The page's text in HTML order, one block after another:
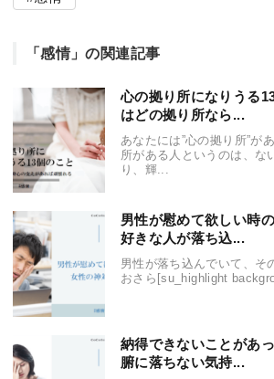
「感情」の関連記事
心の拠り所になりうる
はどの拠り所なら...
あなたには”心の拠り所”が
所がある人というのは、な
り、輝...
男性が慰めて欲しい時
好きな人が落ち込...
男性が落ち込んでいて、そ
おさら[su_highlight
納得できないことがあ
腑に落ちない気持...